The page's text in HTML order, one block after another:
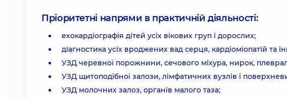
Пріоритетні напрями в практичній діяльності:
ехокардіографія дітей усіх вікових груп і дорослих;
діагностика усіх вроджених вад серця, кардіоміопатій та
УЗД черевної порожнини, сечового міхура, нирок,
УЗД щитоподібної залози, лімфатичних вузлів і
УЗД молочних залоз, органів малого таза;